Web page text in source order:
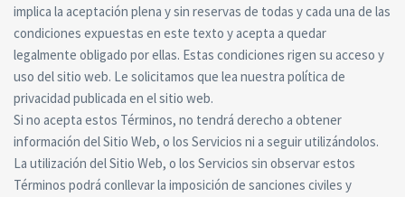
implica la aceptación plena y sin reservas de todas y cada una de las
condiciones expuestas en este texto y acepta a quedar
legalmente obligado por ellas. Estas condiciones rigen su acceso y
uso del sitio web. Le solicitamos que lea nuestra política de
privacidad publicada en el sitio web.
Si no acepta estos Términos, no tendrá derecho a obtener
información del Sitio Web, o los Servicios ni a seguir utilizándolos.
La utilización del Sitio Web, o los Servicios sin observar estos
Términos podrá conllevar la imposición de sanciones civiles y